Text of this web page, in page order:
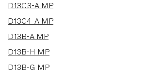
D13C3-A MP
D13C4-A MP
D13B-A MP
D13B-H MP
D13B-G MP